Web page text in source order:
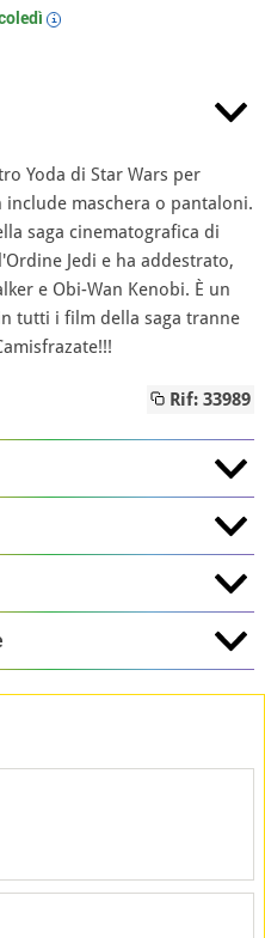
i
Yoda di Star Wars per
maschera o pantaloni.
saga cinematografica di
Jedi e ha addestrato,
e Obi-Wan Kenobi. È un
tutti i film della saga tranne
Rif: 33989